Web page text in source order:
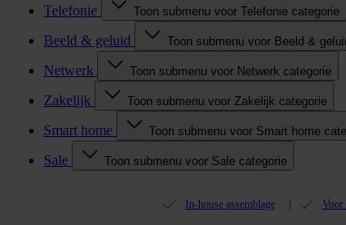
Telefonie Toon submenu voor Telefonie categorie
Beeld & geluid Toon submenu voor Beeld &
Netwerk Toon submenu voor Netwerk categorie
Zakelijk Toon submenu voor Zakelijk categorie
Smart home Toon submenu voor Smart home
Sale Toon submenu voor Sale categorie
In-house assemblage Voor